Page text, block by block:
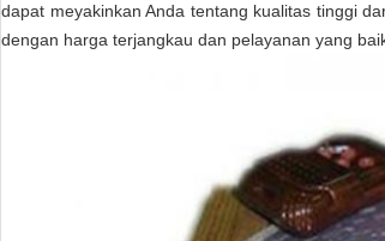
dapat meyakinkan Anda tentang kualitas tinggi
dengan harga terjangkau dan pelayanan yang